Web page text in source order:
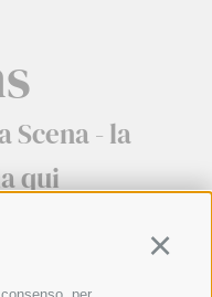
Scena - la
qui